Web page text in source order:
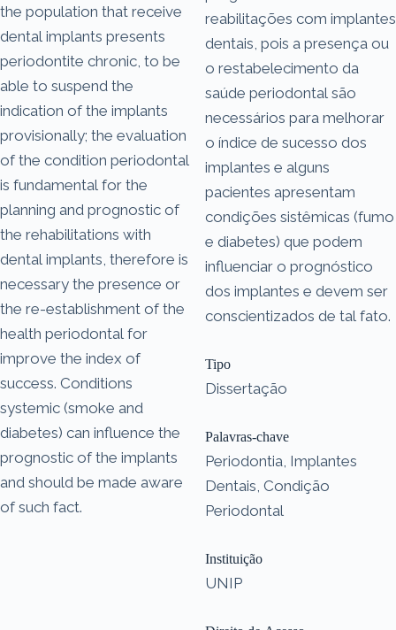
the population that receive
dental implants presents
periodontite chronic, to be
able to suspend the
indication of the implants
provisionally; the evaluation
of the condition periodontal
is fundamental for the
planning and prognostic of
the rehabilitations with
dental implants, therefore is
necessary the presence or
the re-establishment of the
health periodontal for
improve the index of
success. Conditions
systemic (smoke and
diabetes) can influence the
prognostic of the implants
and should be made aware
of such fact.
reabilitações com implantes
dentais, pois a presença ou
o restabelecimento da
saúde periodontal são
necessários para melhorar
o índice de sucesso dos
implantes e alguns
pacientes apresentam
condições sistêmicas (fumo
e diabetes) que podem
influenciar o prognóstico
dos implantes e devem ser
conscientizados de tal fato.
Tipo
Dissertação
Palavras-chave
Periodontia, Implantes
Dentais, Condição
Periodontal
Instituição
UNIP